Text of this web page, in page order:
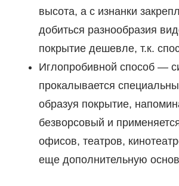
высота, а с изнанки
добиться разнообразия
покрытие дешевле, т.к.
Иглопробивной способ —
прокалывается
образуя покрытие,
безворсовый и
офисов, театров,
еще дополнительную